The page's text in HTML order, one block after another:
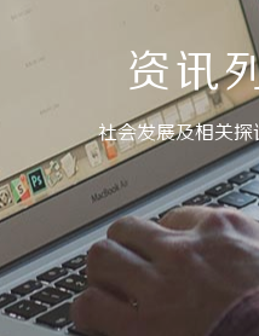
资讯
社会发展及相关探